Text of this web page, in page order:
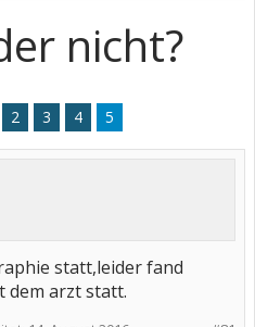
nicht?
2 3 4 5
statt,leider fand
dem arzt statt.